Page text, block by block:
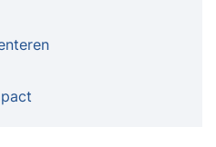
standaard
kan anders. Goede
Ze nemen hun
Na deze training